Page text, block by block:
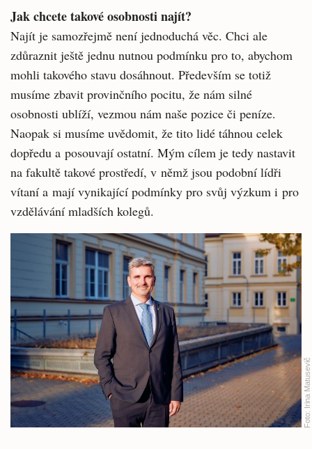
Jak chcete takové osobnosti najít?
Najít je samozřejmě není jednoduchá věc. Chci ale
zdůraznit ještě jednu nutnou podmínku pro to, abychom
mohli takového stavu dosáhnout. Především se totiž
musíme zbavit provinčního pocitu, že nám silné
osobnosti ublíží, vezmou nám naše pozice či peníze.
Naopak si musíme uvědomit, že tito lidé táhnou celek
dopředu a posouvají ostatní. Mým cílem je tedy nastavit
na fakultě takové prostředí, v němž jsou podobní lídři
vítaní a mají vynikající podmínky pro svůj výzkum i pro
vzdělávání mladších kolegů.
Foto:
Irina Matusevič